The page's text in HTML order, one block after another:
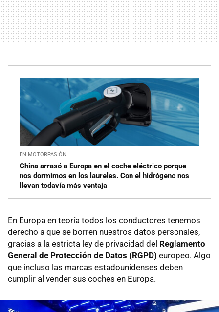
EN MOTORPASIÓN
China arrasó a Europa en el coche eléctrico porque
nos dormimos en los laureles. Con el hidrógeno nos
llevan todavía más ventaja
En Europa en teoría todos los conductores tenemos
derecho a que se borren nuestros datos personales,
gracias a la estricta ley de privacidad del Reglamento
General de Protección de Datos (RGPD) europeo. Algo
que incluso las marcas estadounidenses deben
cumplir al vender sus coches en Europa.